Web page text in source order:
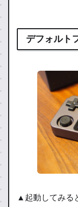
デフォルト
▲起動してみる